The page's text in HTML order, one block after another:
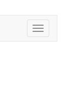
Toggle